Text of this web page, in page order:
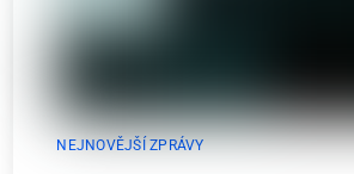
NEJNOVĚJŠÍ ZPRÁVY